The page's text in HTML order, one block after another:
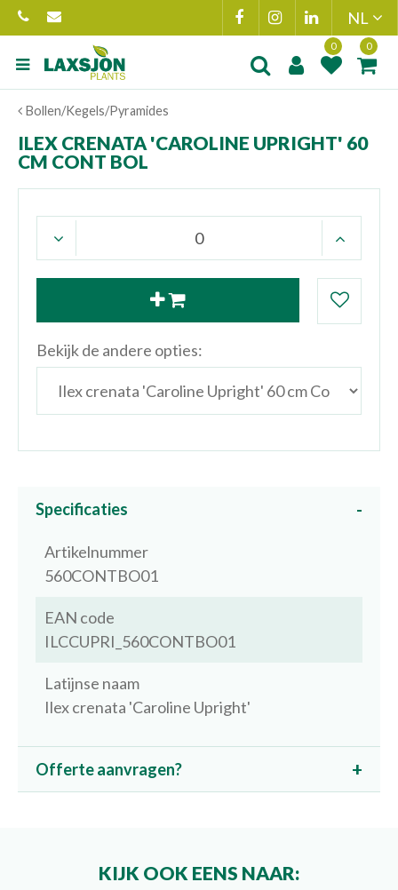
Ga
naar
content
Bollen/Kegels/Pyramides
ILEX CRENATA 'CAROLINE UPRIGHT' 60
CM CONT BOL
Bekijk de andere opties:
Specificaties
Artikelnummer
560CONTBO01
EAN code
ILCCUPRI_560CONTBO01
Latijnse naam
Ilex crenata 'Caroline Upright'
Offerte aanvragen?
KIJK OOK EENS NAAR: